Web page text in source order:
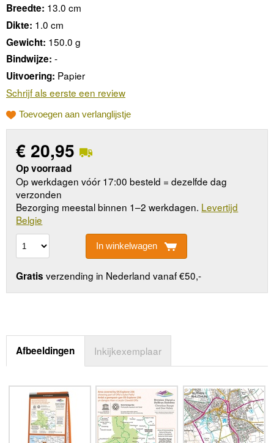
Breedte: 13.0 cm
Dikte: 1.0 cm
Gewicht: 150.0 g
Bindwijze: -
Uitvoering: Papier
Schrijf als eerste een review
Toevoegen aan verlanglijstje
€ 20,95
Op voorraad
Op werkdagen vóór 17:00 besteld = dezelfde dag
verzonden
Bezorging meestal binnen 1–2 werkdagen. Levertijd
Belgie
In winkelwagen
Gratis verzending in Nederland vanaf €50,-
Afbeeldingen Inkijkexemplaar